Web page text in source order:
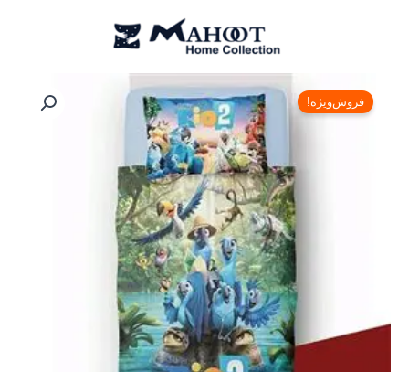
فروش‌ویژه!
قیمت
اصلی:
تومان۶,۸۵۸,۰۰۰
بود.
ملحفه